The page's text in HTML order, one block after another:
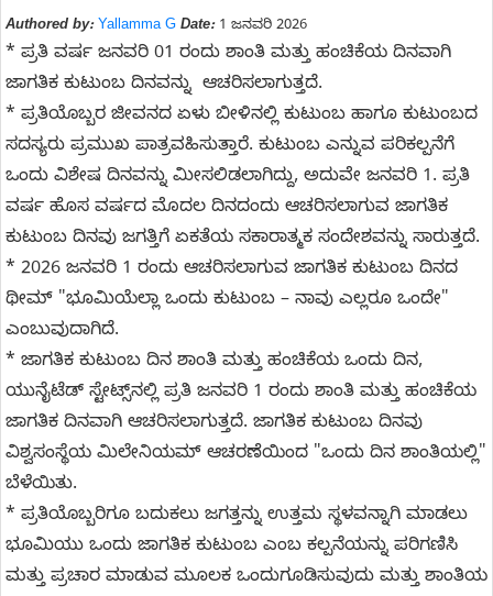
Authored by: Yallamma G Date:1 ಜನವರಿ 2026
* ಪ್ರತಿ ವರ್ಷ ಜನವರಿ 01 ರಂದು ಶಾಂತಿ ಮತ್ತು ಹಂಚಿಕೆಯ ದಿನವಾಗಿ
ಜಾಗತಿಕ ಕುಟುಂಬ ದಿನವನ್ನು ಆಚರಿಸಲಾಗುತ್ತದೆ.
* ಪ್ರತಿಯೊಬ್ಬರ ಜೀವನದ ಏಳು ಬೀಳಿನಲ್ಲಿ ಕುಟುಂಬ ಹಾಗೂ ಕುಟುಂಬದ
ಸದಸ್ಯರು ಪ್ರಮುಖ ಪಾತ್ರವಹಿಸುತ್ತಾರೆ. ಕುಟುಂಬ ಎನ್ನುವ ಪರಿಕಲ್ಪನೆಗೆ
ಒಂದು ವಿಶೇಷ ದಿನವನ್ನು ಮೀಸಲಿಡಲಾಗಿದ್ದು, ಅದುವೇ ಜನವರಿ 1. ಪ್ರತಿ
ವರ್ಷ ಹೊಸ ವರ್ಷದ ಮೊದಲ ದಿನದಂದು ಆಚರಿಸಲಾಗುವ ಜಾಗತಿಕ
ಕುಟುಂಬ ದಿನವು ಜಗತ್ತಿಗೆ ಏಕತೆಯ ಸಕಾರಾತ್ಮಕ ಸಂದೇಶವನ್ನು ಸಾರುತ್ತದೆ.
* 2026 ಜನವರಿ 1 ರಂದು ಆಚರಿಸಲಾಗುವ ಜಾಗತಿಕ ಕುಟುಂಬ ದಿನದ
ಥೀಮ್ "ಭೂಮಿಯೆಲ್ಲಾ ಒಂದು ಕುಟುಂಬ – ನಾವು ಎಲ್ಲರೂ ಒಂದೇ"
ಎಂಬುವುದಾಗಿದೆ.
* ಜಾಗತಿಕ ಕುಟುಂಬ ದಿನ ಶಾಂತಿ ಮತ್ತು ಹಂಚಿಕೆಯ ಒಂದು ದಿನ,
ಯುನೈಟೆಡ್ ಸ್ಟೇಟ್ಸ್‌ನಲ್ಲಿ ಪ್ರತಿ ಜನವರಿ 1 ರಂದು ಶಾಂತಿ ಮತ್ತು ಹಂಚಿಕೆಯ
ಜಾಗತಿಕ ದಿನವಾಗಿ ಆಚರಿಸಲಾಗುತ್ತದೆ. ಜಾಗತಿಕ ಕುಟುಂಬ ದಿನವು
ವಿಶ್ವಸಂಸ್ಥೆಯ ಮಿಲೇನಿಯಮ್ ಆಚರಣೆಯಿಂದ "ಒಂದು ದಿನ ಶಾಂತಿಯಲ್ಲಿ"
ಬೆಳೆಯಿತು.
* ಪ್ರತಿಯೊಬ್ಬರಿಗೂ ಬದುಕಲು ಜಗತ್ತನ್ನು ಉತ್ತಮ ಸ್ಥಳವನ್ನಾಗಿ ಮಾಡಲು
ಭೂಮಿಯು ಒಂದು ಜಾಗತಿಕ ಕುಟುಂಬ ಎಂಬ ಕಲ್ಪನೆಯನ್ನು ಪರಿಗಣಿಸಿ
ಮತ್ತು ಪ್ರಚಾರ ಮಾಡುವ ಮೂಲಕ ಒಂದುಗೂಡಿಸುವುದು ಮತ್ತು ಶಾಂತಿಯ